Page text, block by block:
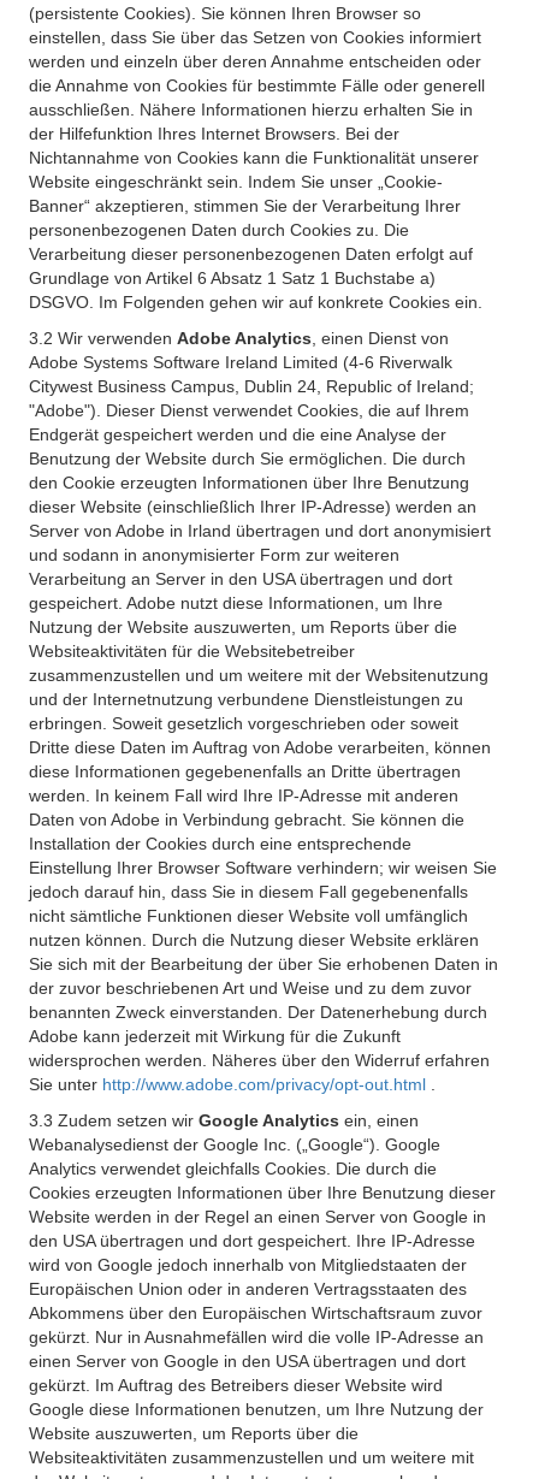
(persistente Cookies). Sie können Ihren Browser so
einstellen, dass Sie über das Setzen von Cookies informiert
werden und einzeln über deren Annahme entscheiden oder
die Annahme von Cookies für bestimmte Fälle oder generell
ausschließen. Nähere Informationen hierzu erhalten Sie in
der Hilfefunktion Ihres Internet Browsers. Bei der
Nichtannahme von Cookies kann die Funktionalität unserer
Website eingeschränkt sein. Indem Sie unser „Cookie-
Banner“ akzeptieren, stimmen Sie der Verarbeitung Ihrer
personenbezogenen Daten durch Cookies zu. Die
Verarbeitung dieser personenbezogenen Daten erfolgt auf
Grundlage von Artikel 6 Absatz 1 Satz 1 Buchstabe a)
DSGVO. Im Folgenden gehen wir auf konkrete Cookies ein.
3.2 Wir verwenden Adobe Analytics , einen Dienst von
Adobe Systems Software Ireland Limited (4-6 Riverwalk
Citywest Business Campus, Dublin 24, Republic of Ireland;
"Adobe"). Dieser Dienst verwendet Cookies, die auf Ihrem
Endgerät gespeichert werden und die eine Analyse der
Benutzung der Website durch Sie ermöglichen. Die durch
den Cookie erzeugten Informationen über Ihre Benutzung
dieser Website (einschließlich Ihrer IP-Adresse) werden an
Server von Adobe in Irland übertragen und dort anonymisiert
und sodann in anonymisierter Form zur weiteren
Verarbeitung an Server in den USA übertragen und dort
gespeichert. Adobe nutzt diese Informationen, um Ihre
Nutzung der Website auszuwerten, um Reports über die
Websiteaktivitäten für die Websitebetreiber
zusammenzustellen und um weitere mit der Websitenutzung
und der Internetnutzung verbundene Dienstleistungen zu
erbringen. Soweit gesetzlich vorgeschrieben oder soweit
Dritte diese Daten im Auftrag von Adobe verarbeiten, können
diese Informationen gegebenenfalls an Dritte übertragen
werden. In keinem Fall wird Ihre IP-Adresse mit anderen
Daten von Adobe in Verbindung gebracht. Sie können die
Installation der Cookies durch eine entsprechende
Einstellung Ihrer Browser Software verhindern; wir weisen Sie
jedoch darauf hin, dass Sie in diesem Fall gegebenenfalls
nicht sämtliche Funktionen dieser Website voll umfänglich
nutzen können. Durch die Nutzung dieser Website erklären
Sie sich mit der Bearbeitung der über Sie erhobenen Daten in
der zuvor beschriebenen Art und Weise und zu dem zuvor
benannten Zweck einverstanden. Der Datenerhebung durch
Adobe kann jederzeit mit Wirkung für die Zukunft
widersprochen werden. Näheres über den Widerruf erfahren
Sie unter http://www.adobe.com/privacy/opt-out.html
3.3 Zudem setzen wir Google Analytics ein, einen
Webanalysedienst der Google Inc. („Google“). Google
Analytics verwendet gleichfalls Cookies. Die durch die
Cookies erzeugten Informationen über Ihre Benutzung dieser
Website werden in der Regel an einen Server von Google in
den USA übertragen und dort gespeichert. Ihre IP-Adresse
wird von Google jedoch innerhalb von Mitgliedstaaten der
Europäischen Union oder in anderen Vertragsstaaten des
Abkommens über den Europäischen Wirtschaftsraum zuvor
gekürzt. Nur in Ausnahmefällen wird die volle IP-Adresse an
einen Server von Google in den USA übertragen und dort
gekürzt. Im Auftrag des Betreibers dieser Website wird
Google diese Informationen benutzen, um Ihre Nutzung der
Website auszuwerten, um Reports über die
Websiteaktivitäten zusammenzustellen und um weitere mit